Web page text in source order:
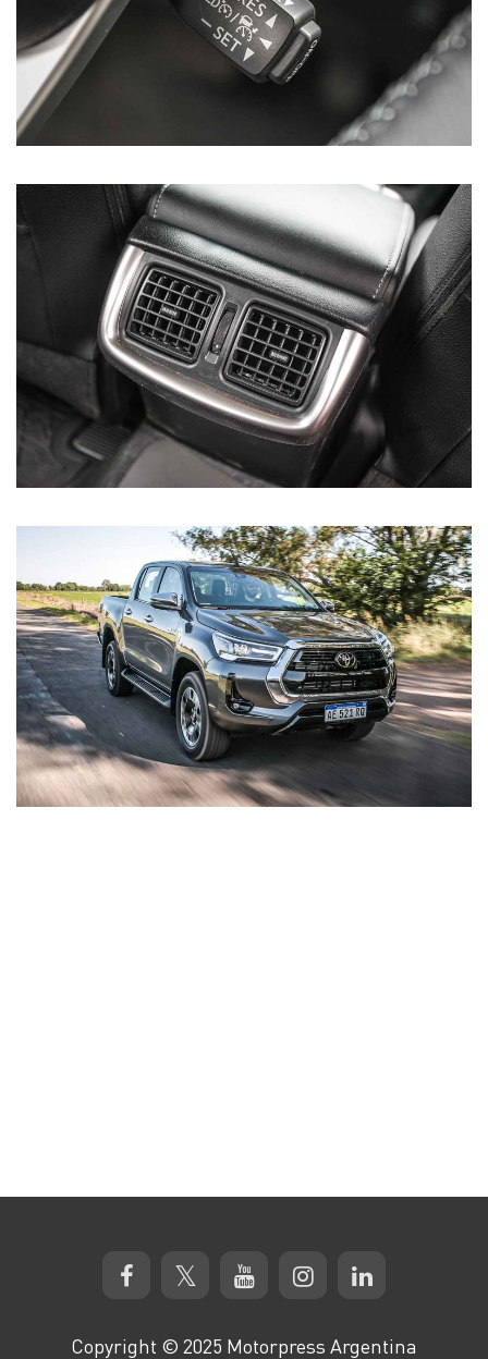
Copyright © 2025 Motorpress Argentina